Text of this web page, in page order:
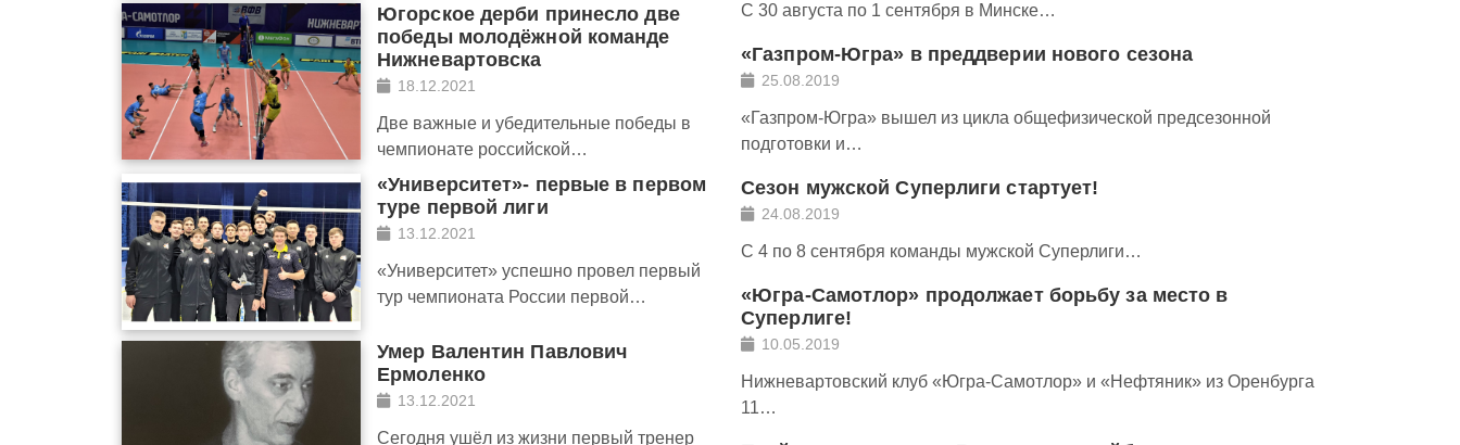
Югорское дерби принесло две
победы молодёжной команде
Нижневартовска
18.12.2021
Две важные и убедительные победы в
чемпионате российской…
«Университет»- первые в первом
туре первой лиги
13.12.2021
«Университет» успешно провел первый
тур чемпионата России первой…
Умер Валентин Павлович
Ермоленко
13.12.2021
Сегодня ушёл из жизни первый тренер
С 30 августа по 1 сентября в Минске…
«Газпром-Югра» в преддверии нового сезона
25.08.2019
«Газпром-Югра» вышел из цикла общефизической предсезонной
подготовки и…
Сезон мужской Суперлиги стартует!
24.08.2019
С 4 по 8 сентября команды мужской Суперлиги…
«Югра-Самотлор» продолжает борьбу за место в
Суперлиге!
10.05.2019
Нижневартовский клуб «Югра-Самотлор» и «Нефтяник» из Оренбурга
11…